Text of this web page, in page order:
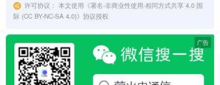
许可协议： 本文使用《署名-非商业性使用-相同方式共享 4.0 国
际 (CC BY-NC-SA 4.0)》协议授权
广告